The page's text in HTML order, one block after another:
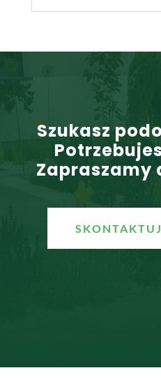
Szukasz
Zapraszamy